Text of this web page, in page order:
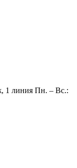
1 линия Пн. – Вс.: